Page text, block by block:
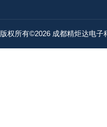
版权所有©2026 成都精炬达电